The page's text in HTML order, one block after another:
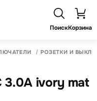
ПоискКорзина
РОЗЕТКИ И
3.0A ivory mat